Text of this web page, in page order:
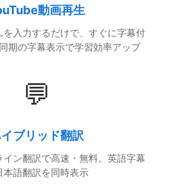
動画再生
を入力するだけで、すぐに字幕付
期の字幕表示で学習効率アップ
💬
ブリッド翻訳
イン翻訳で高速・無料。英語字幕
本語翻訳を同時表示